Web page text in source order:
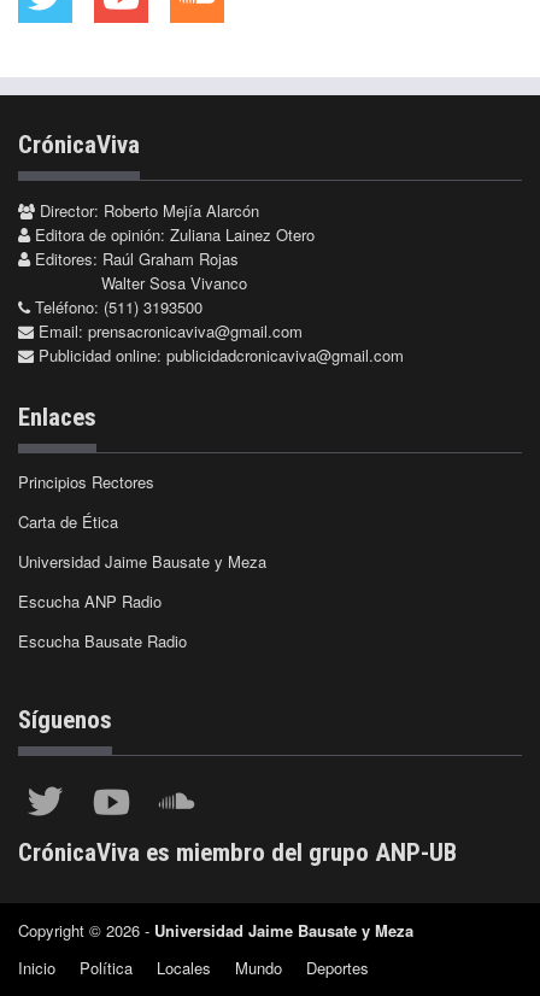
CrónicaViva
Director: Roberto Mejía Alarcón
Editora de opinión: Zuliana Lainez Otero
Editores: Raúl Graham Rojas
Walter Sosa Vivanco
Teléfono: (511) 3193500
Email: prensacronicaviva@gmail.com
Publicidad online: publicidadcronicaviva@gmail.com
Enlaces
Principios Rectores
Carta de Ética
Universidad Jaime Bausate y Meza
Escucha ANP Radio
Escucha Bausate Radio
Síguenos
CrónicaViva es miembro del grupo ANP-UB
Copyright © 2026 - Universidad Jaime Bausate y Meza
Inicio
Política Locales Mundo
Deportes